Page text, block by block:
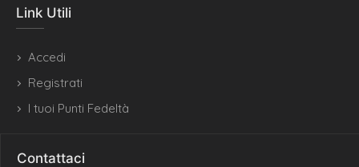
Link Utili
Accedi
Registrati
I tuoi Punti Fedeltà
Contattaci